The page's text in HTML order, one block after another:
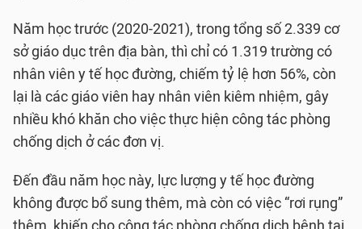
Năm học trước (2020-2021), trong tổng số 2.339 cơ
sở giáo dục trên địa bàn, thì chỉ có 1.319 trường có
nhân viên y tế học đường, chiếm tỷ lệ hơn 56%, còn
lại là các giáo viên hay nhân viên kiêm nhiệm, gây
nhiều khó khăn cho việc thực hiện công tác phòng
chống dịch ở các đơn vị.
Đến đầu năm học này, lực lượng y tế học đường
không được bổ sung thêm, mà còn có việc “rơi rụng”